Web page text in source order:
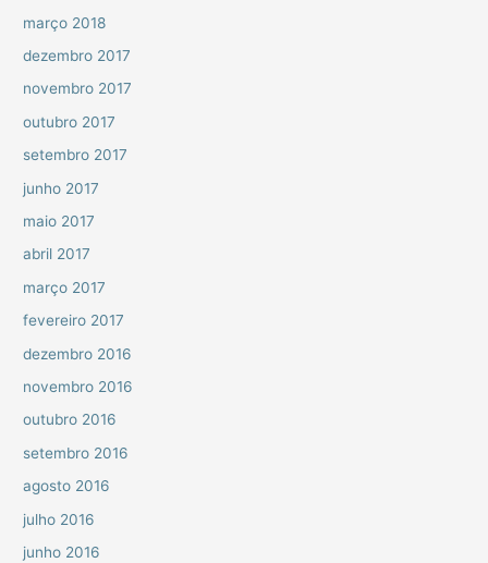
março 2018
dezembro 2017
novembro 2017
outubro 2017
setembro 2017
junho 2017
maio 2017
abril 2017
março 2017
fevereiro 2017
dezembro 2016
novembro 2016
outubro 2016
setembro 2016
agosto 2016
julho 2016
junho 2016